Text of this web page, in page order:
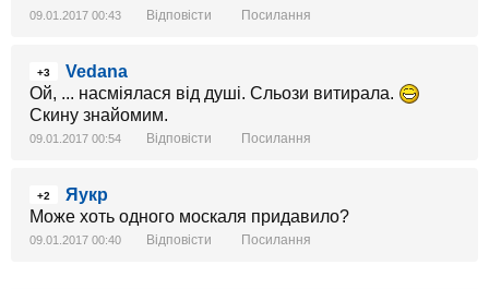
Меєрхольда до Таїрова. Найбільшу
Заношений, пропахлий багаттями камуфляж
новоявлений
москаль прикрасив георгіївськіми бантіками,
саморобними шевронами ЛНР та
батьківської колекції. Стару тещину перуку пустив на
бороду. Поношену жінчину
каракулеву шапку облагородив значком з Володею
09.01.2017 00:43 Відповісти Посилання
+3
Vedana
Ой, ... насміялася від душі. Сльози витирала.
Скину знайомим.
09.01.2017 00:54 Відповісти Посилання
+2
Яукр
Може хоть одного москаля придавило?
09.01.2017 00:40 Відповісти Посилання